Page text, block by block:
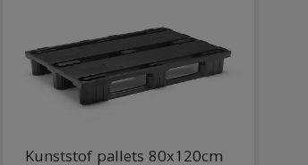
Kunststof pallets 80x120cm